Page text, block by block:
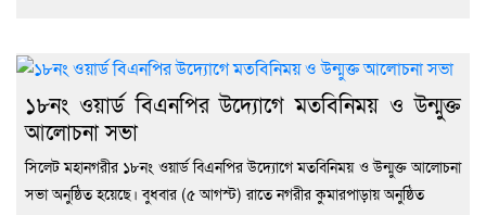
১৮নং ওয়ার্ড বিএনপির উদ্যোগে মতবিনিময় ও উন্মুক্ত
আলোচনা সভা
সিলেট মহানগরীর ১৮নং ওয়ার্ড বিএনপির উদ্যোগে মতবিনিময় ও উন্মুক্ত আলোচনা
সভা অনুষ্ঠিত হয়েছে। বুধবার (৫ আগস্ট) রাতে নগরীর কুমারপাড়ায় অনুষ্ঠিত